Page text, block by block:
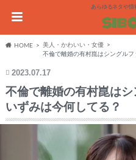
あらゆるネタや情
HOME
美人・かわいい・女優
不倫で離婚の有村崑はシングル
2023.07.17
不倫で離婚の有村崑は
いずみは今何してる？